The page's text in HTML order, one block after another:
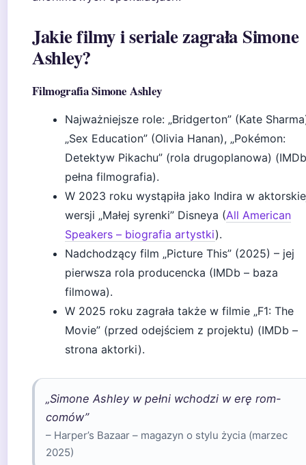
Jakie filmy i seriale zagrała Simone
Ashley?
Filmografia Simone Ashley
Najważniejsze role: „Bridgerton” (Kate
„Sex Education” (Olivia Hanan), „Pokémon:
Detektyw Pikachu” (rola drugoplanowa)
pełna filmografia).
W 2023 roku wystąpiła jako Indira w
wersji „Małej syrenki” Disneya (All American
Speakers – biografia artystki).
Nadchodzący film „Picture This” (2025) – jej
pierwsza rola producencka (IMDb – baza
filmowa).
W 2025 roku zagrała także w filmie „F1: The
Movie” (przed odejściem z projektu) (IMDb –
strona aktorki).
„Simone Ashley w pełni wchodzi w erę rom-
comów”
– Harper’s Bazaar – magazyn o stylu życia (marzec
2025)